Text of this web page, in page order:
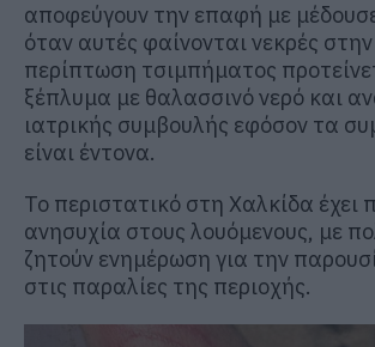
αποφεύγουν την επαφή με
όταν αυτές φαίνονται νεκρές
περίπτωση τσιμπήματος
ξέπλυμα με θαλασσινό νερό και
ιατρικής συμβουλής εφόσον τα
είναι έντονα.
Το περιστατικό στη Χαλκίδα έχει
ανησυχία στους λουόμενους, με
ζητούν ενημέρωση για την
στις παραλίες της περιοχής.